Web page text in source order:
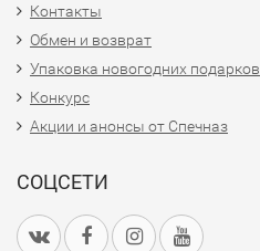
Контакты
Обмен и возврат
Упаковка новогодних подарков
Конкурс
Акции и анонсы от Спечназ
СОЦСЕТИ